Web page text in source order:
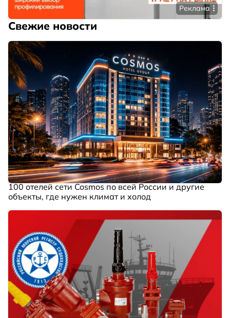
Реклама
Свежие новости
100 отелей сети Cosmos по всей России и другие
объекты, где нужен климат и холод